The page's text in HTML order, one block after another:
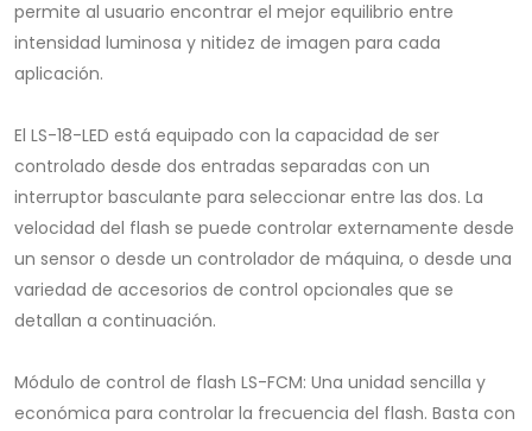
permite al usuario encontrar el mejor equilibrio entre
intensidad luminosa y nitidez de imagen para cada
aplicación.
El LS-18-LED está equipado con la capacidad de ser
controlado desde dos entradas separadas con un
interruptor basculante para seleccionar entre las dos. La
velocidad del flash se puede controlar externamente desde
un sensor o desde un controlador de máquina, o desde una
variedad de accesorios de control opcionales que se
detallan a continuación.
Módulo de control de flash LS-FCM: Una unidad sencilla y
económica para controlar la frecuencia del flash. Basta con